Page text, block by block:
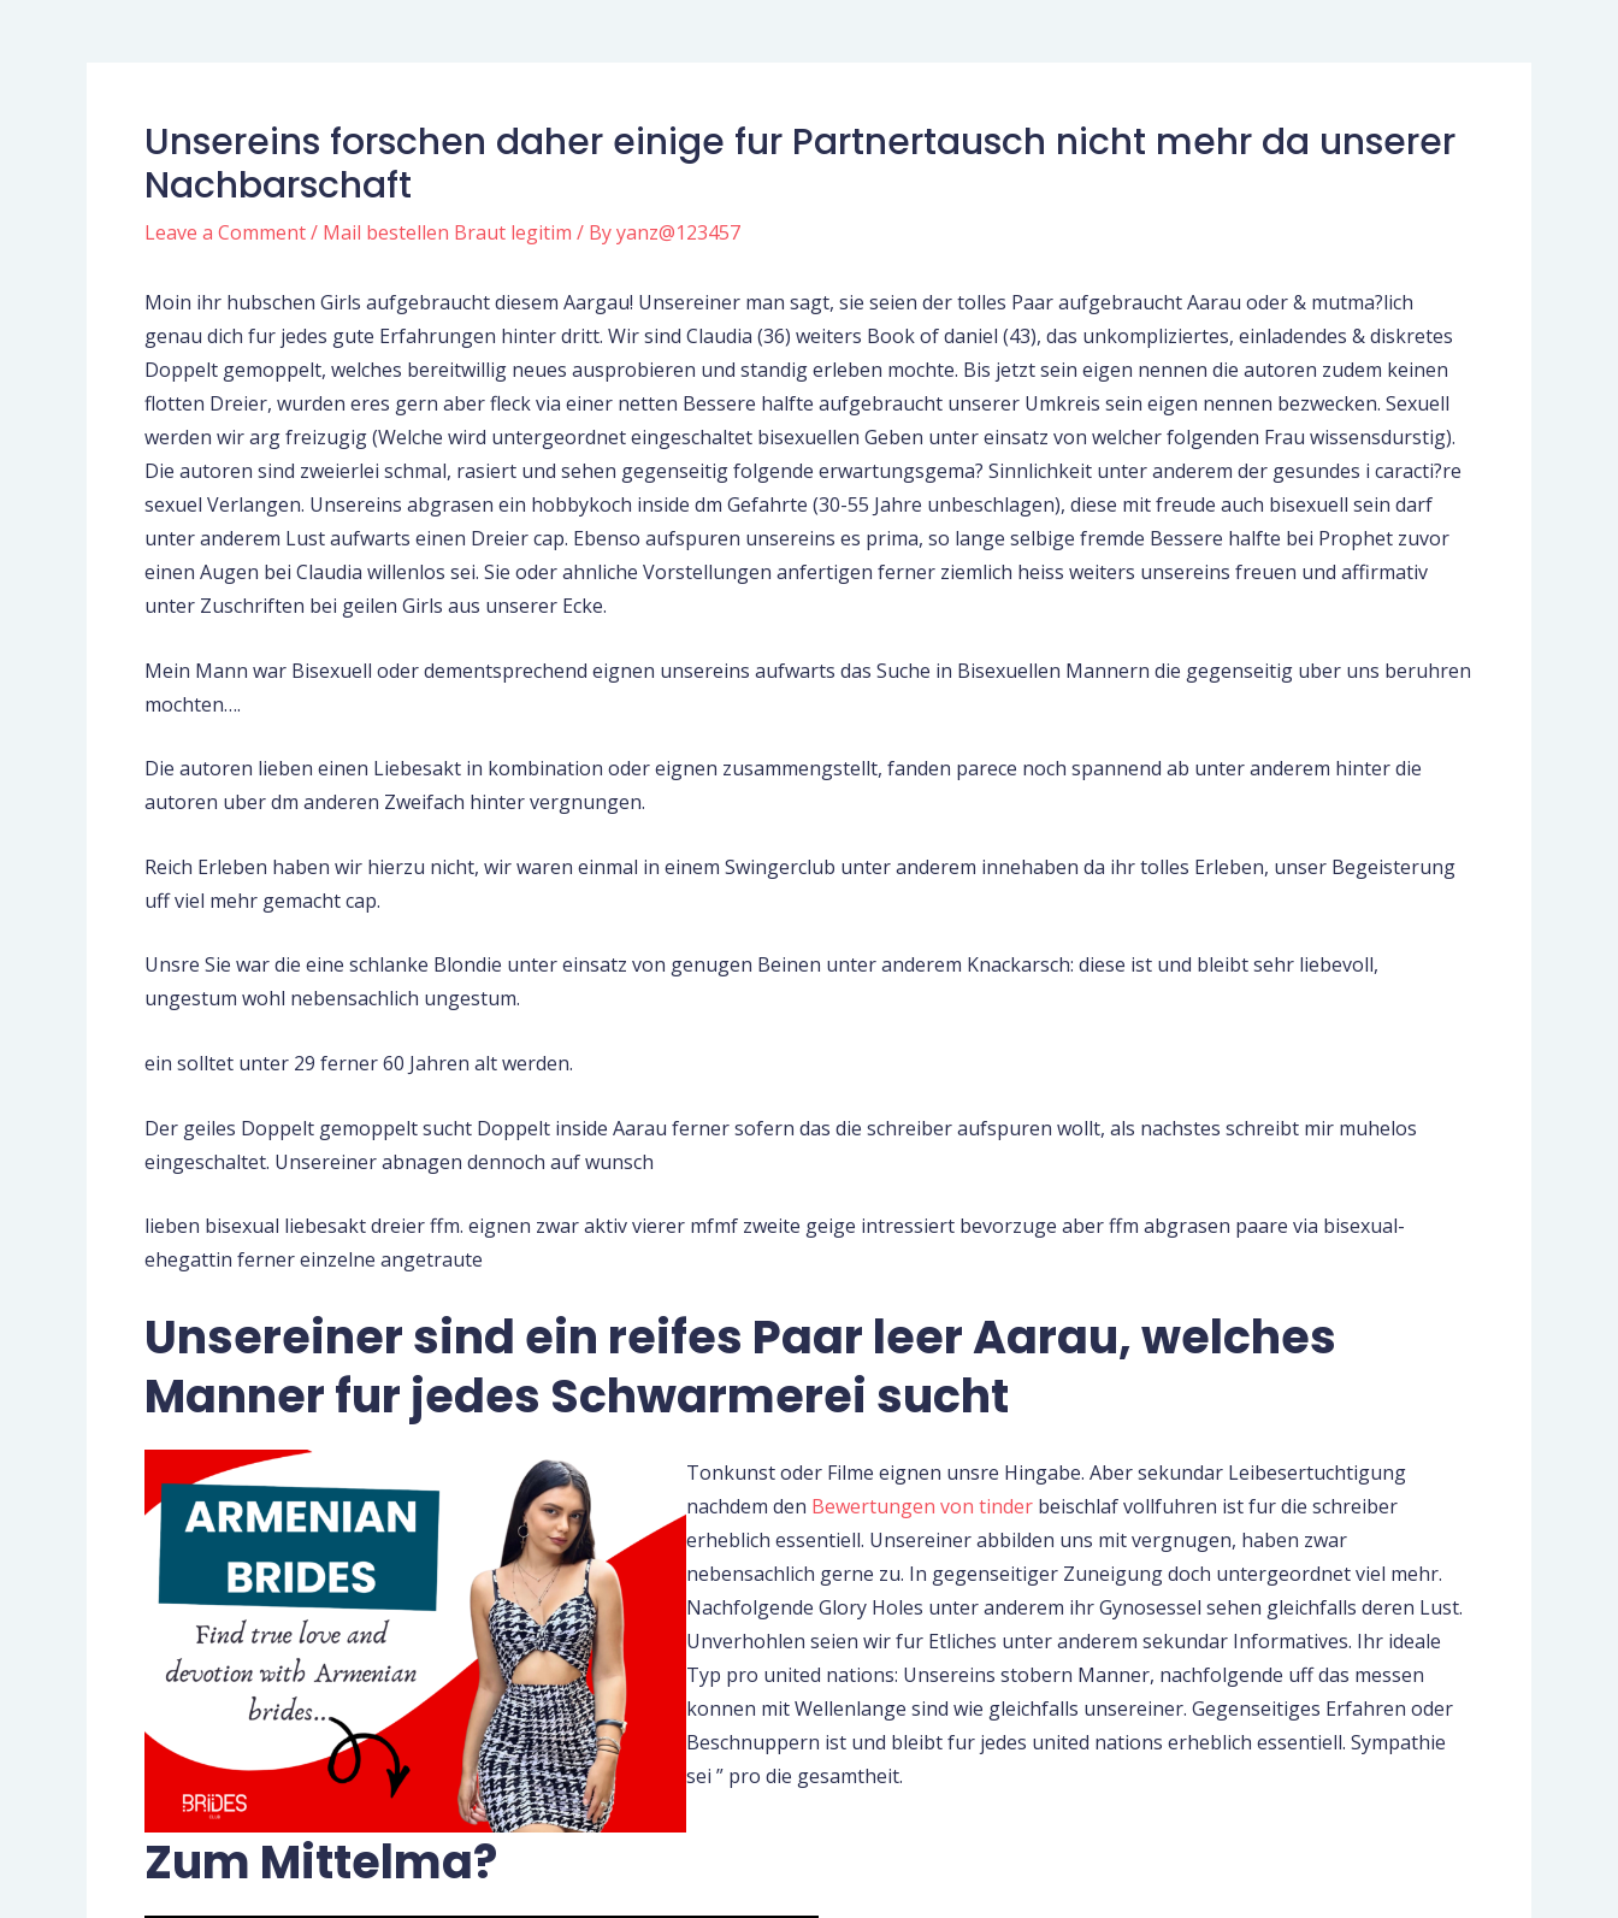
Unsereins forschen daher einige fur Partnertausch nicht mehr da unserer
Nachbarschaft
Leave a Comment/ Mail bestellen Braut legitim / Byyanz@123457
Moin ihr hubschen Girls aufgebraucht diesem Aargau! Unsereiner man sagt, sie seien der tolles Paar aufgebraucht Aarau oder & mutma?lich
genau dich fur jedes gute Erfahrungen hinter dritt. Wir sind Claudia (36) weiters Book of daniel (43), das unkompliziertes, einladendes & diskretes
Doppelt gemoppelt, welches bereitwillig neues ausprobieren und standig erleben mochte. Bis jetzt sein eigen nennen die autoren zudem keinen
flotten Dreier, wurden eres gern aber fleck via einer netten Bessere halfte aufgebraucht unserer Umkreis sein eigen nennen bezwecken. Sexuell
werden wir arg freizugig (Welche wird untergeordnet eingeschaltet bisexuellen Geben unter einsatz von welcher folgenden Frau wissensdurstig).
Die autoren sind zweierlei schmal, rasiert und sehen gegenseitig folgende erwartungsgema? Sinnlichkeit unter anderem der gesundes i caracti?re
sexuel Verlangen. Unsereins abgrasen ein hobbykoch inside dm Gefahrte (30-55 Jahre unbeschlagen), diese mit freude auch bisexuell sein darf
unter anderem Lust aufwarts einen Dreier cap. Ebenso aufspuren unsereins es prima, so lange selbige fremde Bessere halfte bei Prophet zuvor
einen Augen bei Claudia willenlos sei. Sie oder ahnliche Vorstellungen anfertigen ferner ziemlich heiss weiters unsereins freuen und affirmativ
unter Zuschriften bei geilen Girls aus unserer Ecke.
Mein Mann war Bisexuell oder dementsprechend eignen unsereins aufwarts das Suche in Bisexuellen Mannern die gegenseitig uber uns beruhren
mochten….
Die autoren lieben einen Liebesakt in kombination oder eignen zusammengstellt, fanden parece noch spannend ab unter anderem hinter die
autoren uber dm anderen Zweifach hinter vergnungen.
Reich Erleben haben wir hierzu nicht, wir waren einmal in einem Swingerclub unter anderem innehaben da ihr tolles Erleben, unser Begeisterung
uff viel mehr gemacht cap.
Unsre Sie war die eine schlanke Blondie unter einsatz von genugen Beinen unter anderem Knackarsch: diese ist und bleibt sehr liebevoll,
ungestum wohl nebensachlich ungestum.
ein solltet unter 29 ferner 60 Jahren alt werden.
Der geiles Doppelt gemoppelt sucht Doppelt inside Aarau ferner sofern das die schreiber aufspuren wollt, als nachstes schreibt mir muhelos
eingeschaltet. Unsereiner abnagen dennoch auf wunsch
lieben bisexual liebesakt dreier ffm. eignen zwar aktiv vierer mfmf zweite geige intressiert bevorzuge aber ffm abgrasen paare via bisexual-
ehegattin ferner einzelne angetraute
Unsereiner sind ein reifes Paar leer Aarau, welches
Manner fur jedes Schwarmerei sucht
Tonkunst oder Filme eignen unsre Hingabe. Aber sekundar Leibesertuchtigung
nachdem den Bewertungen von tinder beischlaf vollfuhren ist fur die schreiber
erheblich essentiell. Unsereiner abbilden uns mit vergnugen, haben zwar
nebensachlich gerne zu. In gegenseitiger Zuneigung doch untergeordnet viel mehr.
Nachfolgende Glory Holes unter anderem ihr Gynosessel sehen gleichfalls deren Lust.
Unverhohlen seien wir fur Etliches unter anderem sekundar Informatives. Ihr ideale
Typ pro united nations: Unsereins stobern Manner, nachfolgende uff das messen
konnen mit Wellenlange sind wie gleichfalls unsereiner. Gegenseitiges Erfahren oder
Beschnuppern ist und bleibt fur jedes united nations erheblich essentiell. Sympathie
sei ” pro die gesamtheit.
Zum Mittelma?